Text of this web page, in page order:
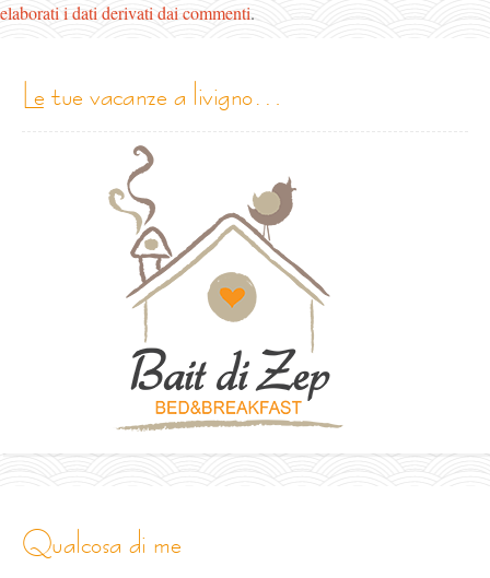
elaborati i dati derivati dai commenti.
le tue vacanze a livigno…
qualcosa di me